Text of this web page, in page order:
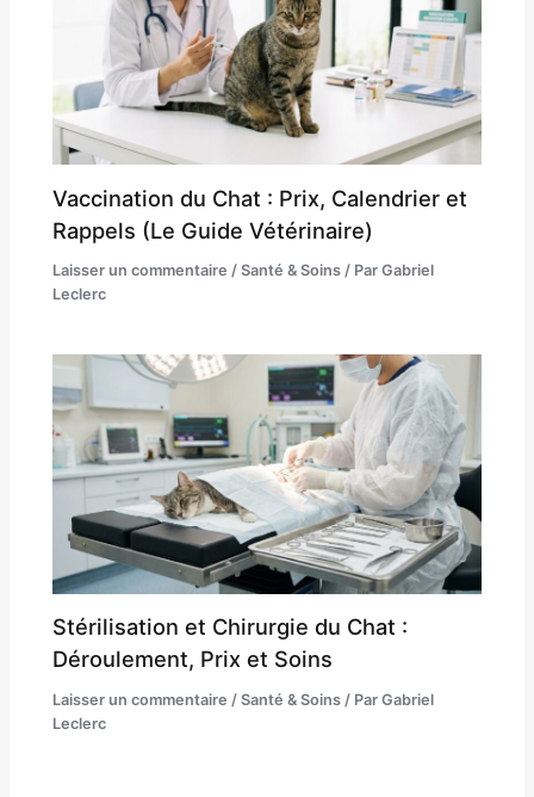
Vaccination du Chat : Prix, Calendrier et
Rappels (Le Guide Vétérinaire)
Laisser un commentaire /Santé & Soins / ParGabriel
Leclerc
Stérilisation et Chirurgie du Chat :
Déroulement, Prix et Soins
Laisser un commentaire /Santé & Soins / ParGabriel
Leclerc